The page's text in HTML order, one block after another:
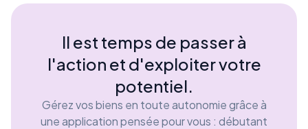
Il est temps de passer à
l'action et d'exploiter votre
potentiel.
Gérez vos biens en toute autonomie grâce à
une application pensée pour vous : débutant